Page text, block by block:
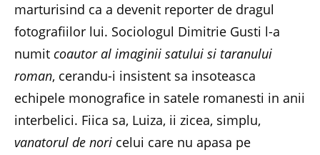
marturisind ca a devenit reporter de dragul
fotografiilor lui. Sociologul Dimitrie Gusti l-a
numit coautor al imaginii satului si taranului
roman, cerandu-i insistent sa insoteasca
echipele monografice in satele romanesti in anii
interbelici. Fiica sa, Luiza, ii zicea, simplu,
vanatorul de nori celui care nu apasa pe